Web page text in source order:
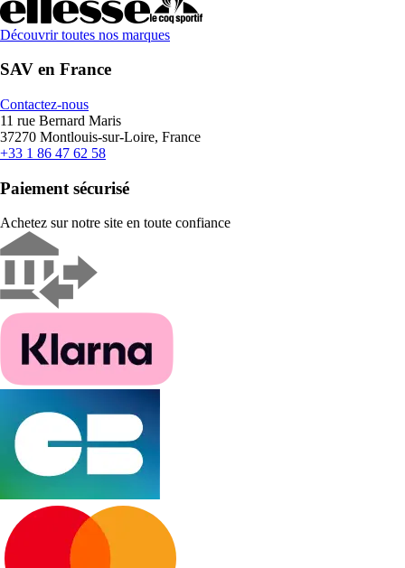
Découvrir toutes nos marques
SAV en France
Contactez-nous
11 rue Bernard Maris
37270 Montlouis-sur-Loire, France
+33 1 86 47 62 58
Paiement sécurisé
Achetez sur notre site en toute confiance